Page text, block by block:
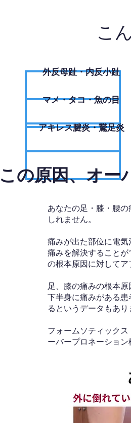
こ
外反母趾・内反小趾
​マメ・タコ・魚の目
アキレス腱炎・鵞足炎
この原因、オー
あなたの足・膝・腰
しれません。
痛みが出た部位に電
痛みを解決すること
の根本原因に対してア
足、膝の痛みの根本
下半身に痛みがある
るというデータもあり
フォームソティック
ーバープロネーション